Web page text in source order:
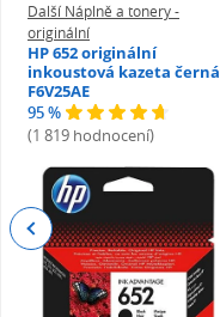
Další Náplně a tonery -
originální
HP 652 originální
inkoustová kazeta černá
F6V25AE
95 %
(1 819 hodnocení)
Previous